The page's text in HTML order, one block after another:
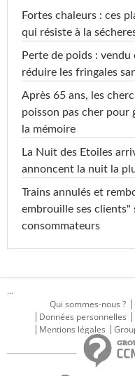
Fortes chaleurs : ces
qui résiste à la
Perte de poids : vendu
réduire les fringales
Après 65 ans, les
poisson pas cher pour
la mémoire
La Nuit des Etoiles
annoncent la nuit la
Trains annulés et
embrouille ses clients"
consommateurs
...
Qui sommes-nous ?
Données personnelles
Mentions légales